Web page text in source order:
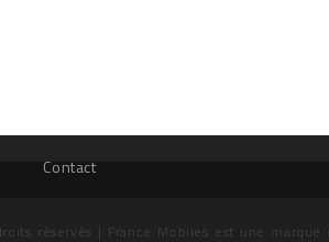
Contact
réservés | France Mobiles est une marque